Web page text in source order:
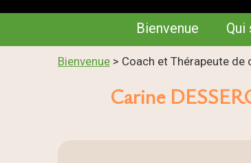
Bienvenue Qui
Bienvenue > Coach et Thérapeute de
Carine